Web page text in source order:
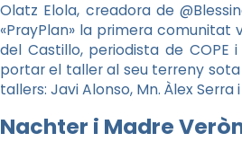
Olatz Elola, creadora de
«PrayPlan» la primera comunitat
del Castillo, periodista de COPE
portar el taller al seu terreny
tallers: Javi Alonso, Mn. Àlex
Nachter i Madre